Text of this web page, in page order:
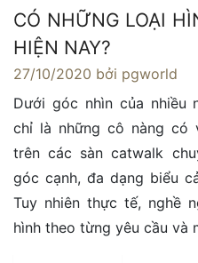
CÓ NHỮNG LOẠI
HIỆN NAY?
27/10/2020 bởi pgworld
Dưới góc nhìn của nhiều
chỉ là những cô nàng có
trên các sàn catwalk
góc cạnh, đa dạng biểu
Tuy nhiên thực tế, nghề
hình theo từng yêu cầu và